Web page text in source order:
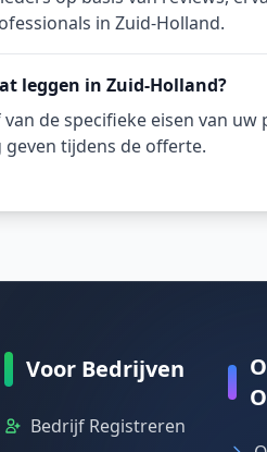
in Zuid-Holland.
leggen in Zuid-Holland?
de specifieke eisen van
tijdens de offerte.
Voor Bedrijven
Bedrijf Registreren